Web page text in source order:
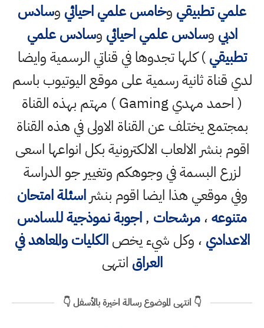
علمي تطبيقي وخامس علمي احيائي وسادس
ادبي وسادس علمي احيائي وسادس علمي
تطبيقي) كلها تجدوها في قناتي الرسمية وايضا
لدي قناة ثانية رسمية على موقع اليوتيوب باسم
( احمد مهدي Gaming ) مهتم بهذه القناة
بمجتمع يختلف عن القناة الاولى في هذه القناة
اقوم بنشر الالعاب الالكترونية بكل انواعها اسعى
لزرع البسمة في وجوهكم وتغيير جو الدراسة
وفي موقعي هذا ايضا اقوم بنشراسئلة امتحان
متنوعه،مرشحات ,اجوبة نموذجية للسادس
الاعدادي ، وكل شيء يخصالكليات والمعاهد في
العراق انتهى
👇 انتهى الموضوع رسالة اخيرة بالأسفل 👇